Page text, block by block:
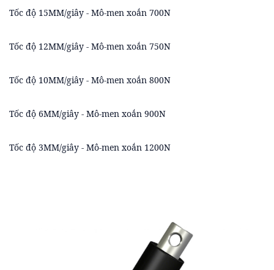
Tốc độ 15MM/giây - Mô-men xoắn 700N
Tốc độ 12MM/giây - Mô-men xoắn 750N
Tốc độ 10MM/giây - Mô-men xoắn 800N
Tốc độ 6MM/giây - Mô-men xoắn 900N
Tốc độ 3MM/giây - Mô-men xoắn 1200N